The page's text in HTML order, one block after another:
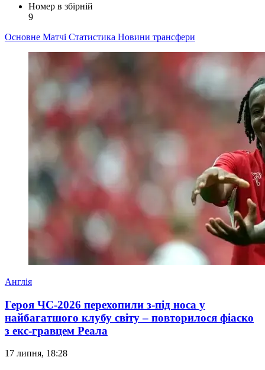
Номер в збірній
9
Основне Матчі Статистика Новини трансфери
Англія
Героя ЧС-2026 перехопили з-під носа у
найбагатшого клубу світу – повторилося фіаско
з екс-гравцем Реала
17 липня, 18:28